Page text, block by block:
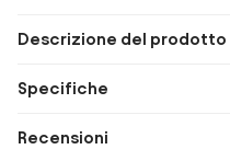
Descrizione del prodotto
Specifiche
Recensioni